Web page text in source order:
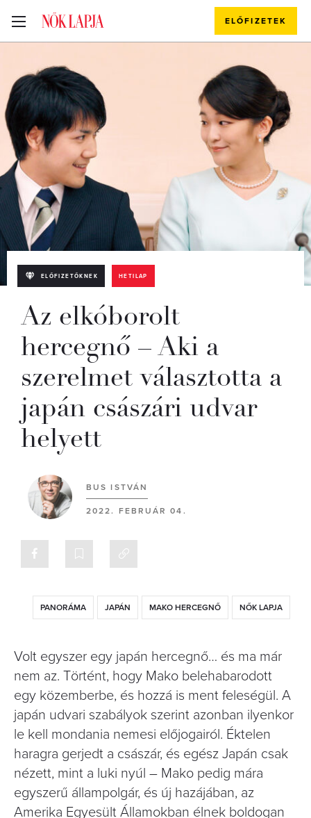
ELŐFIZETEK
ELŐFIZETŐKNEK HETILAP
Az elkóborolt
hercegnő – Aki a
szerelmet választotta a
japán császári udvar
helyett
BUS ISTVÁN
2022. FEBRUÁR 04.
PANORÁMA JAPÁN MAKO HERCEGNŐ NŐK LAPJA
Volt egyszer egy japán hercegnő… és ma már
nem az. Történt, hogy Mako belehabarodott
egy közemberbe, és hozzá is ment feleségül. A
japán udvari szabályok szerint azonban ilyenkor
le kell mondania nemesi előjogairól. Éktelen
haragra gerjedt a császár, és egész Japán csak
nézett, mint a luki nyúl – Mako pedig mára
egyszerű állampolgár, és új hazájában, az
Amerika Egyesült Államokban élnek boldogan